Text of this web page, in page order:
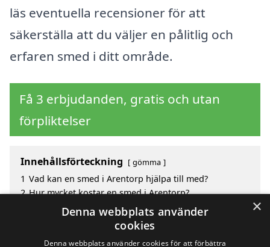
läs eventuella recensioner för att
säkerställa att du väljer en pålitlig och
erfaren smed i ditt område.
Få 3 erbjudanden, gratis och utan
förpliktelser
Innehållsförteckning gömma
1 Vad kan en smed i Arentorp hjälpa till med?
2 Hur mycket kostar en smed i Arentorp?
Fördelar med att välja smed i Arentorp
Sök efter en skicklig smed i de omgivande städerna
×
Denna webbplats använder
cookies
Denna webbplats använder cookies för att förbättra